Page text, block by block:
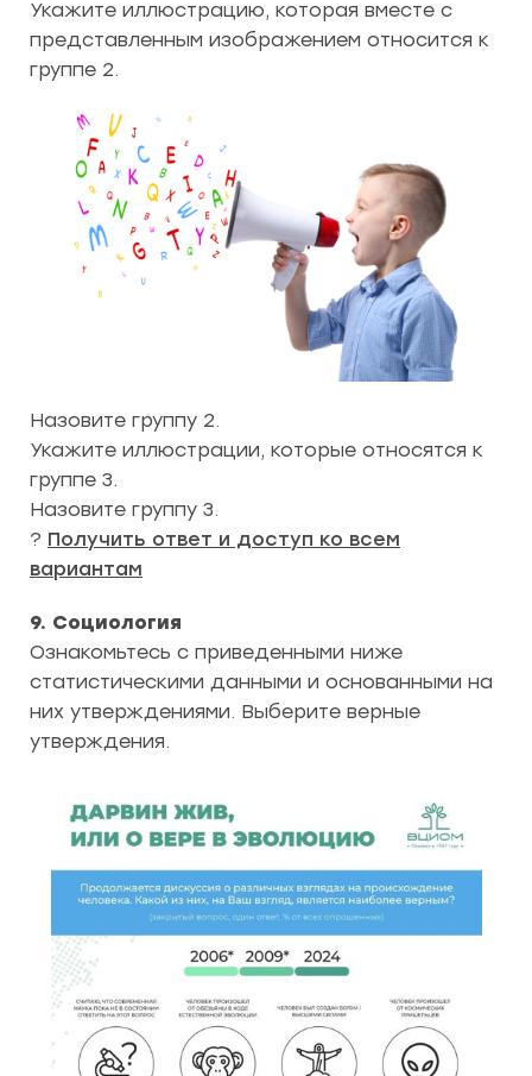
Укажите иллюстрацию, которая вместе с
представленным изображением относится к
группе 2.
Назовите группу 2.
Укажите иллюстрации, которые относятся к
группе 3.
Назовите группу 3.
? Получить ответ и доступ ко всем
вариантам
9. Социология
Ознакомьтесь с приведенными ниже
статистическими данными и основанными на
них утверждениями. Выберите верные
утверждения.